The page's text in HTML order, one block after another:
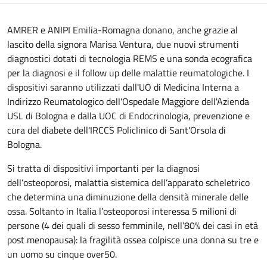
AMRER e ANIPI Emilia-Romagna donano, anche grazie al
lascito della signora Marisa Ventura, due nuovi strumenti
diagnostici dotati di tecnologia REMS e una sonda ecografica
per la diagnosi e il follow up delle malattie reumatologiche. I
dispositivi saranno utilizzati dall'UO di Medicina Interna a
Indirizzo Reumatologico dell'Ospedale Maggiore dell'Azienda
USL di Bologna e dalla UOC di Endocrinologia, prevenzione e
cura del diabete dell'IRCCS Policlinico di Sant'Orsola di
Bologna.
Si tratta di dispositivi importanti per la diagnosi
dell’osteoporosi, malattia sistemica dell’apparato scheletrico
che determina una diminuzione della densità minerale delle
ossa. Soltanto in Italia l’osteoporosi interessa 5 milioni di
persone (4 dei quali di sesso femminile, nell’80% dei casi in età
post menopausa): la fragilità ossea colpisce una donna su tre e
un uomo su cinque over50.